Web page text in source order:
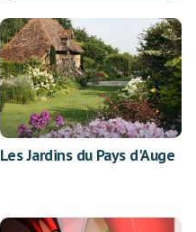
Les Jardins du Pays d'Auge